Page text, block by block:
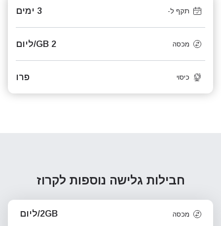
תקף ל- 3 ימים
מכסה 2 GB/ליום
כיסוי פרו
חבילות גלישה נוספות לקרוז
מכסה 2GB/ליום